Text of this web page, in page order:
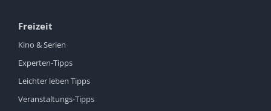
Freizeit
Kino & Serien
Experten-Tipps
Leichter leben Tipps
Veranstaltungs-Tipps